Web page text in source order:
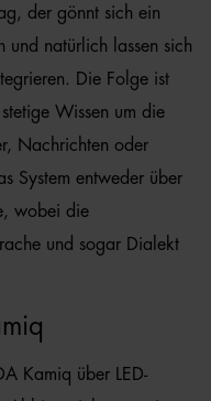
der gönnt sich ein
und natürlich lassen sich
Die Folge ist
Wissen um die
Nachrichten oder
System entweder über
wobei die
und sogar Dialekt
Kamiq über LED-